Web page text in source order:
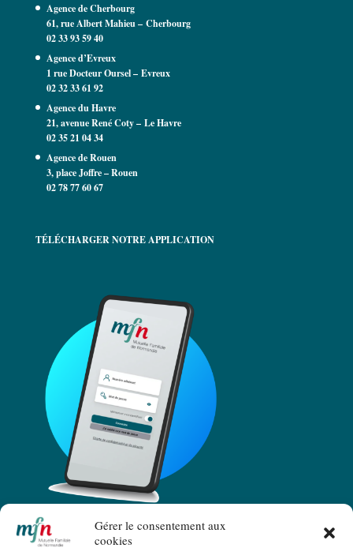
Gérer le consentement aux
cookies
Agence de Cherbourg
61, rue Albert Mahieu – Cherbourg
02 33 93 59 40
Agence d’Evreux
1 rue Docteur Oursel – Evreux
02 32 33 61 92
Agence du Havre
21, avenue René Coty – Le Havre
02 35 21 04 34
Agence de Rouen
3, place Joffre – Rouen
02 78 77 60 67
TÉLÉCHARGER NOTRE APPLICATION